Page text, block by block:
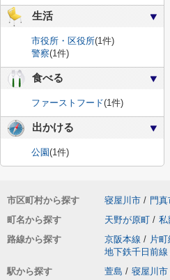
生活
市役所・区役所(1件)
警察(1件)
食べる
ファーストフード(1件)
出かける
公園(1件)
市区町村から探す 寝屋川市 / 門真
町名から探す
天野が原町 / 私
路線から探す
京阪本線 / 片町
地下鉄千日前線
駅から探す
萱島 / 寝屋川市